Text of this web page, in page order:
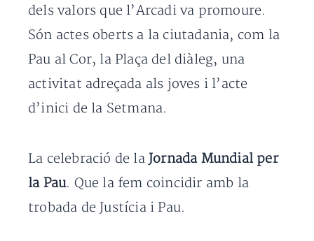
dels valors que l’Arcadi va promoure.
Són actes oberts a la ciutadania, com la
Pau al Cor, la Plaça del diàleg, una
activitat adreçada als joves i l’acte
d’inici de la Setmana.
La celebració de la Jornada Mundial per
la Pau. Que la fem coincidir amb la
trobada de Justícia i Pau.